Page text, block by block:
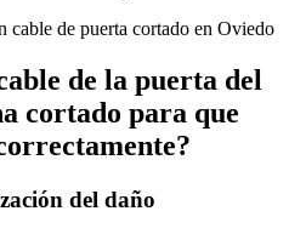
de la puerta del
cortado para que
del daño